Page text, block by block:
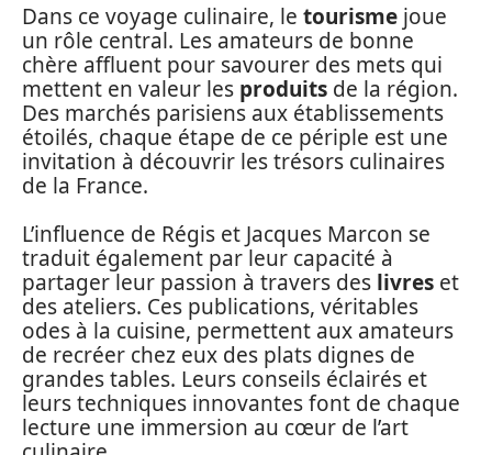
Dans ce voyage culinaire, le tourisme joue
un rôle central. Les amateurs de bonne
chère affluent pour savourer des mets qui
mettent en valeur les produits de la région.
Des marchés parisiens aux établissements
étoilés, chaque étape de ce périple est une
invitation à découvrir les trésors culinaires
de la France.
L’influence de Régis et Jacques Marcon se
traduit également par leur capacité à
partager leur passion à travers des livres et
des ateliers. Ces publications, véritables
odes à la cuisine, permettent aux amateurs
de recréer chez eux des plats dignes de
grandes tables. Leurs conseils éclairés et
leurs techniques innovantes font de chaque
lecture une immersion au cœur de l’art